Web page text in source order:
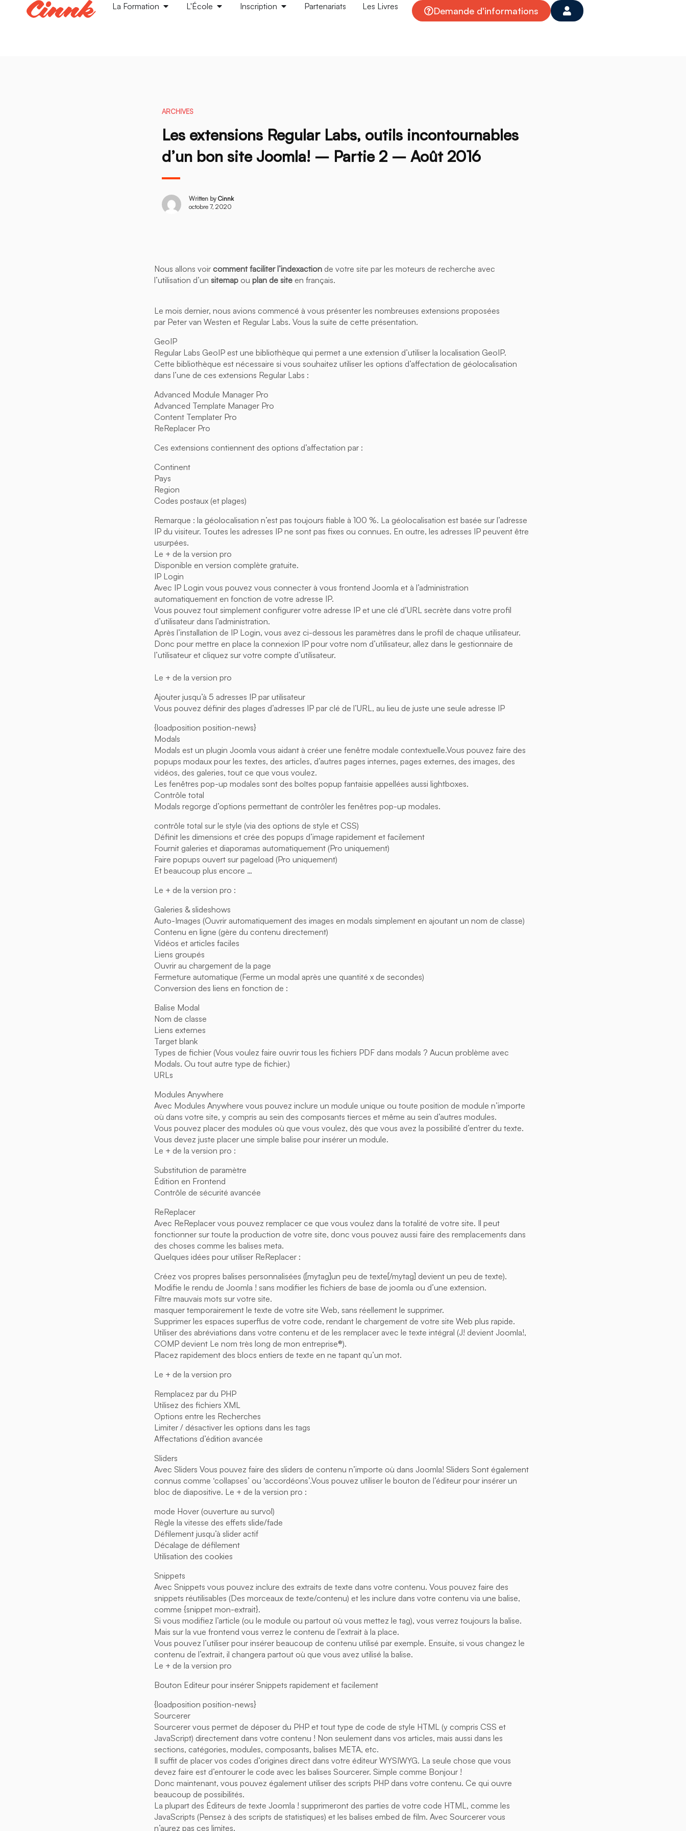
La Formation L'École Inscription Partenariats Les Livres Demande d'informations
ARCHIVES
Les extensions Regular Labs, outils incontournables
d’un bon site Joomla! – Partie 2 – Août 2016
Written by Cinnk
octobre 7, 2020
Nous allons voir comment faciliter l’indexaction de votre site par les moteurs de recherche avec
l’utilisation d’un sitemap ou plan de site en français.
Le mois dernier, nous avions commencé à vous présenter les nombreuses extensions proposées
par Peter van Westen et Regular Labs. Vous la suite de cette présentation.
GeoIP
Regular Labs GeoIP est une bibliothèque qui permet a une extension d’utiliser la localisation GeoIP.
Cette bibliothèque est nécessaire si vous souhaitez utiliser les options d’affectation de géolocalisation
dans l’une de ces extensions Regular Labs :
Advanced Module Manager Pro
Advanced Template Manager Pro
Content Templater Pro
ReReplacer Pro
Ces extensions contiennent des options d’affectation par :
Continent
Pays
Region
Codes postaux (et plages)
Remarque : la géolocalisation n’est pas toujours fiable à 100 %. La géolocalisation est basée sur l’adresse
IP du visiteur. Toutes les adresses IP ne sont pas fixes ou connues. En outre, les adresses IP peuvent être
usurpées.
Le + de la version pro
Disponible en version complète gratuite.
IP Login
Avec IP Login vous pouvez vous connecter à vous frontend Joomla et à l’administration
automatiquement en fonction de votre adresse IP.
Vous pouvez tout simplement configurer votre adresse IP et une clé d’URL secrète dans votre profil
d’utilisateur dans l’administration.
Après l’installation de IP Login, vous avez ci-dessous les paramètres dans le profil de chaque utilisateur.
Donc pour mettre en place la connexion IP pour votre nom d’utilisateur, allez dans le gestionnaire de
l’utilisateur et cliquez sur votre compte d’utilisateur.
Le + de la version pro
Ajouter jusqu’à 5 adresses IP par utilisateur
Vous pouvez définir des plages d’adresses IP par clé de l’URL, au lieu de juste une seule adresse IP
{loadposition position-news}
Modals
Modals est un plugin Joomla vous aidant à créer une fenêtre modale contextuelle.Vous pouvez faire des
popups modaux pour les textes, des articles, d’autres pages internes, pages externes, des images, des
vidéos, des galeries, tout ce que vous voulez.
Les fenêtres pop-up modales sont des boîtes popup fantaisie appellées aussi lightboxes.
Contrôle total
Modals regorge d’options permettant de contrôler les fenêtres pop-up modales.
contrôle total sur le style (via des options de style et CSS)
Définit les dimensions et crée des popups d’image rapidement et facilement
Fournit galeries et diaporamas automatiquement (Pro uniquement)
Faire popups ouvert sur pageload (Pro uniquement)
Et beaucoup plus encore …
Le + de la version pro :
Galeries & slideshows
Auto-Images (Ouvrir automatiquement des images en modals simplement en ajoutant un nom de classe)
Contenu en ligne (gère du contenu directement)
Vidéos et articles faciles
Liens groupés
Ouvrir au chargement de la page
Fermeture automatique (Ferme un modal après une quantité x de secondes)
Conversion des liens en fonction de :
Balise Modal
Nom de classe
Liens externes
Target blank
Types de fichier (Vous voulez faire ouvrir tous les fichiers PDF dans modals ? Aucun problème avec
Modals. Ou tout autre type de fichier.)
URLs
Modules Anywhere
Avec Modules Anywhere vous pouvez inclure un module unique ou toute position de module n’importe
où dans votre site, y compris au sein des composants tierces et même au sein d’autres modules.
Vous pouvez placer des modules où que vous voulez, dès que vous avez la possibilité d’entrer du texte.
Vous devez juste placer une simple balise pour insérer un module.
Le + de la version pro :
Substitution de paramètre
Édition en Frontend
Contrôle de sécurité avancée
ReReplacer
Avec ReReplacer vous pouvez remplacer ce que vous voulez dans la totalité de votre site. Il peut
fonctionner sur toute la production de votre site, donc vous pouvez aussi faire des remplacements dans
des choses comme les balises meta.
Quelques idées pour utiliser ReReplacer :
Créez vos propres balises personnalisées ([mytag]un peu de texte[/mytag] devient un peu de texte).
Modifie le rendu de Joomla ! sans modifier les fichiers de base de joomla ou d’une extension.
Filtre mauvais mots sur votre site.
masquer temporairement le texte de votre site Web, sans réellement le supprimer.
Supprimer les espaces superflus de votre code, rendant le chargement de votre site Web plus rapide.
Utiliser des abréviations dans votre contenu et de les remplacer avec le texte intégral (J! devient Joomla!,
COMP devient Le nom très long de mon entreprise®).
Placez rapidement des blocs entiers de texte en ne tapant qu’un mot.
Le + de la version pro
Remplacez par du PHP
Utilisez des fichiers XML
Options entre les Recherches
Limiter / désactiver les options dans les tags
Affectations d’édition avancée
Sliders
Avec Sliders Vous pouvez faire des sliders de contenu n’importe où dans Joomla! Sliders Sont également
connus comme ‘collapses’ ou ‘accordéons’.Vous pouvez utiliser le bouton de l’éditeur pour insérer un
bloc de diapositive. Le + de la version pro :
mode Hover (ouverture au survol)
Règle la vitesse des effets slide/fade
Défilement jusqu’à slider actif
Décalage de défilement
Utilisation des cookies
Snippets
Avec Snippets vous pouvez inclure des extraits de texte dans votre contenu. Vous pouvez faire des
snippets réutilisables (Des morceaux de texte/contenu) et les inclure dans votre contenu via une balise,
comme {snippet mon-extrait}.
Si vous modifiez l’article (ou le module ou partout où vous mettez le tag), vous verrez toujours la balise.
Mais sur la vue frontend vous verrez le contenu de l’extrait à la place.
Vous pouvez l’utiliser pour insérer beaucoup de contenu utilisé par exemple. Ensuite, si vous changez le
contenu de l’extrait, il changera partout où que vous avez utilisé la balise.
Le + de la version pro
Bouton Editeur pour insérer Snippets rapidement et facilement
{loadposition position-news}
Sourcerer
Sourcerer vous permet de déposer du PHP et tout type de code de style HTML (y compris CSS et
JavaScript) directement dans votre contenu ! Non seulement dans vos articles, mais aussi dans les
sections, catégories, modules, composants, balises META, etc.
Il suffit de placer vos codes d’origines direct dans votre éditeur WYSIWYG. La seule chose que vous
devez faire est d’entourer le code avec les balises Sourcerer. Simple comme Bonjour !
Donc maintenant, vous pouvez également utiliser des scripts PHP dans votre contenu. Ce qui ouvre
beaucoup de possibilités.
La plupart des Éditeurs de texte Joomla ! supprimeront des parties de votre code HTML, comme les
JavaScripts (Pensez à des scripts de statistiques) et les balises embed de film. Avec Sourcerer vous
n’aurez pas ces limites.